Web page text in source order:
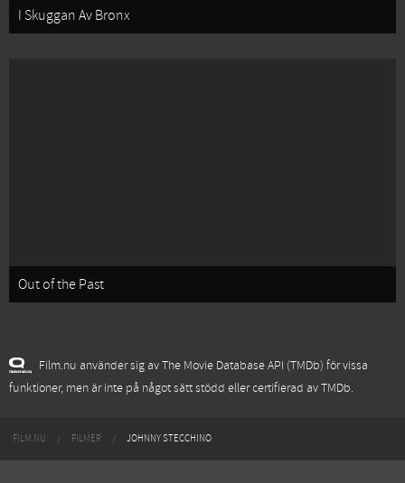
I Skuggan Av Bronx
Out of the Past
Film.nu använder sig av The Movie Database API (TMDb) för vissa
funktioner, men är inte på något sätt stödd eller certifierad av TMDb.
FILM.NU FILMER JOHNNY STECCHINO